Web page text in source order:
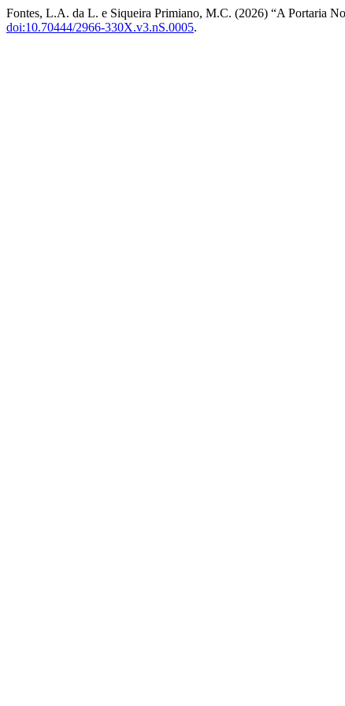
Fontes, L.A. da L. e Siqueira Primiano, M.C. (2026) “A Portaria
doi:10.70444/2966-330X.v3.nS.0005.